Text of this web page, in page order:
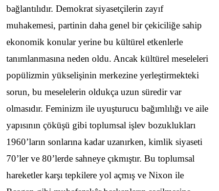
bağlantılıdır. Demokrat siyasetçilerin zayıf
muhakemesi, partinin daha genel bir çekiciliğe sahip
ekonomik konular yerine bu kültürel etkenlerle
tanımlanmasına neden oldu. Ancak kültürel meseleleri
popülizmin yükselişinin merkezine yerleştirmekteki
sorun, bu meselelerin oldukça uzun süredir var
olmasıdır. Feminizm ile uyuşturucu bağımlılığı ve aile
yapısının çöküşü gibi toplumsal işlev bozuklukları
1960’ların sonlarına kadar uzanırken, kimlik siyaseti
70’ler ve 80’lerde sahneye çıkmıştır. Bu toplumsal
hareketler karşı tepkilere yol açmış ve Nixon ile